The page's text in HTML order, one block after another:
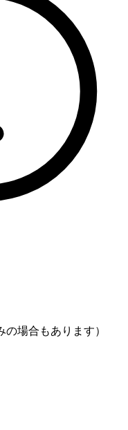
場合もあります）